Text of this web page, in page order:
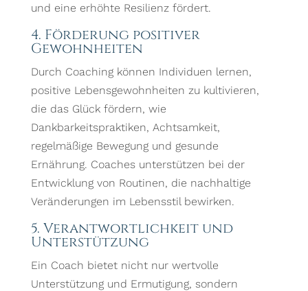
und eine erhöhte Resilienz fördert.
4. Förderung positiver
Gewohnheiten
Durch Coaching können Individuen lernen,
positive Lebensgewohnheiten zu kultivieren,
die das Glück fördern, wie
Dankbarkeitspraktiken, Achtsamkeit,
regelmäßige Bewegung und gesunde
Ernährung. Coaches unterstützen bei der
Entwicklung von Routinen, die nachhaltige
Veränderungen im Lebensstil bewirken.
5. Verantwortlichkeit und
Unterstützung
Ein Coach bietet nicht nur wertvolle
Unterstützung und Ermutigung, sondern